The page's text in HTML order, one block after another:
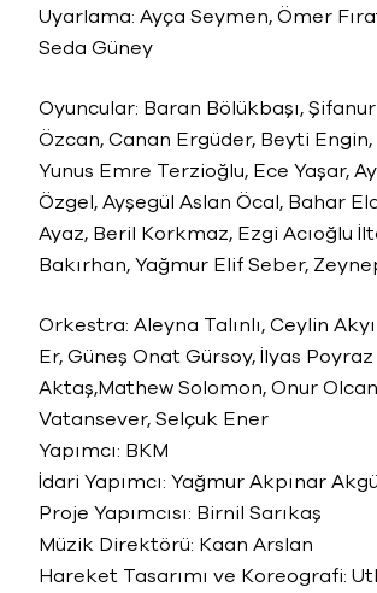
Uyarlama: Ayça Seymen, Ömer
Seda Güney
Oyuncular: Baran Bölükbaşı,
Özcan, Canan Ergüder, Beyti
Yunus Emre Terzioğlu, Ece Yaşar,
Özgel, Ayşegül Aslan Öcal, Bahar
Ayaz, Beril Korkmaz, Ezgi Acıoğlu
Bakırhan, Yağmur Elif Seber,
Orkestra: Aleyna Talınlı, Ceylin
Er, Güneş Onat Gürsoy, İlyas Poyraz
Aktaş,Mathew Solomon, Onur
Vatansever, Selçuk Ener
Yapımcı: BKM
İdari Yapımcı: Yağmur Akpınar
Proje Yapımcısı: Birnil Sarıkaş
Müzik Direktörü: Kaan Arslan
Hareket Tasarımı ve Koreografi: